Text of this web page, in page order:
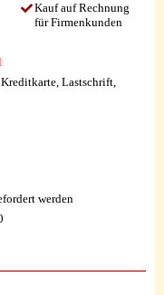
Kauf auf Rechnung
für Firmenkunden
Lastschrift,
werden